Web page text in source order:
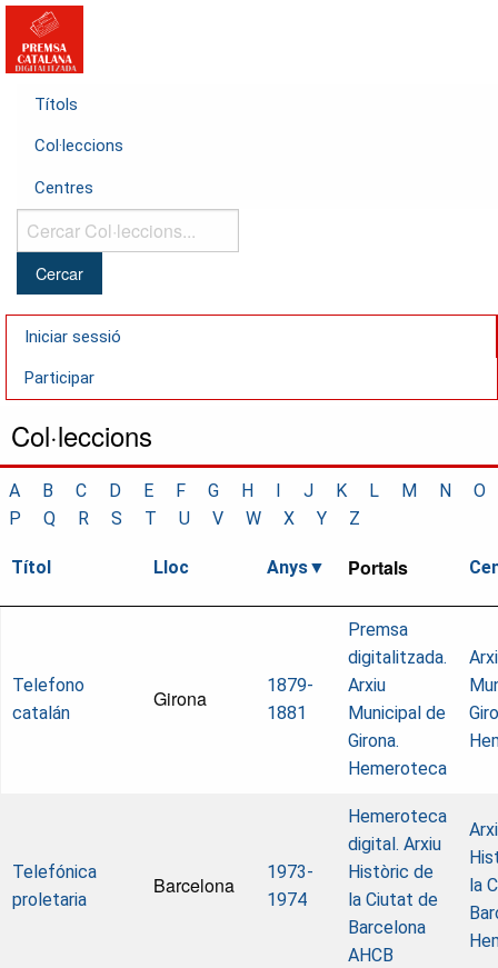
Títols
Col·leccions
Centres
Cercar
Col·leccions...
Iniciar sessió
Participar
Col·leccions
A B C D E F G H I J K L M N
O
P
Q R S T U V W X Y Z
Títol Lloc Anys Portals
Telefono
catalán
Girona
1879-
1881
Premsa
digitalitzada.
Arxiu
Municipal de
Girona.
Hemeroteca
Telefónica
proletaria
Barcelona
1973-
1974
Hemeroteca
digital. Arxiu
Històric de
la Ciutat de
Barcelona
AHCB
la